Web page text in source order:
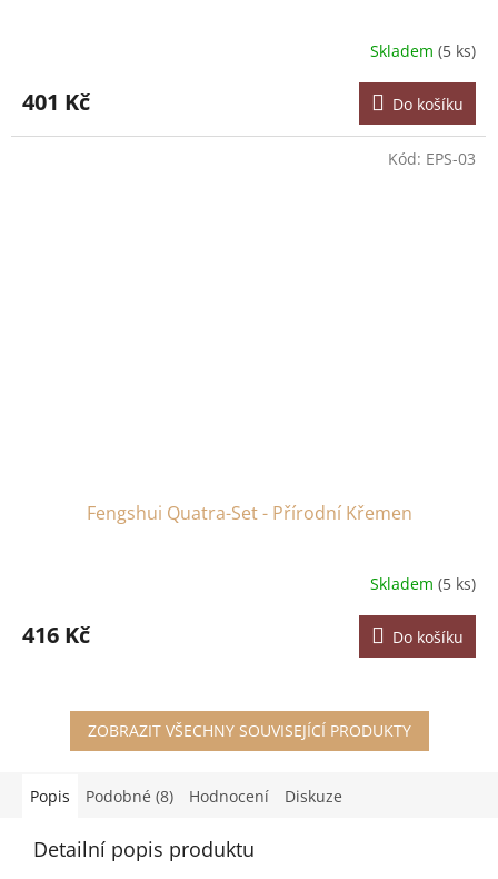
Skladem (5 ks)
401 Kč Do košíku
Fengshui Quatra-Set - Přírodní Křemen
Skladem (5 ks)
416 Kč Do košíku
Kód: EPS-03
ZOBRAZIT VŠECHNY SOUVISEJÍCÍ PRODUKTY
Popis Podobné (8) Hodnocení Diskuze
Detailní popis produktu